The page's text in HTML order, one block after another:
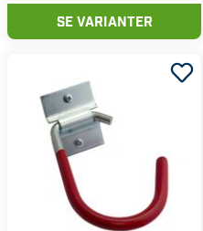
SE VARIANTER